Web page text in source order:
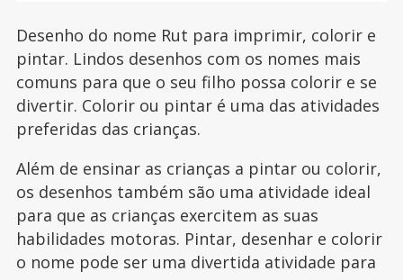
Desenho do nome Rut para imprimir, colorir e
pintar. Lindos desenhos com os nomes mais
comuns para que o seu filho possa colorir e se
divertir. Colorir ou pintar é uma das atividades
preferidas das crianças.
Além de ensinar as crianças a pintar ou colorir,
os desenhos também são uma atividade ideal
para que as crianças exercitem as suas
habilidades motoras. Pintar, desenhar e colorir
o nome pode ser uma divertida atividade para